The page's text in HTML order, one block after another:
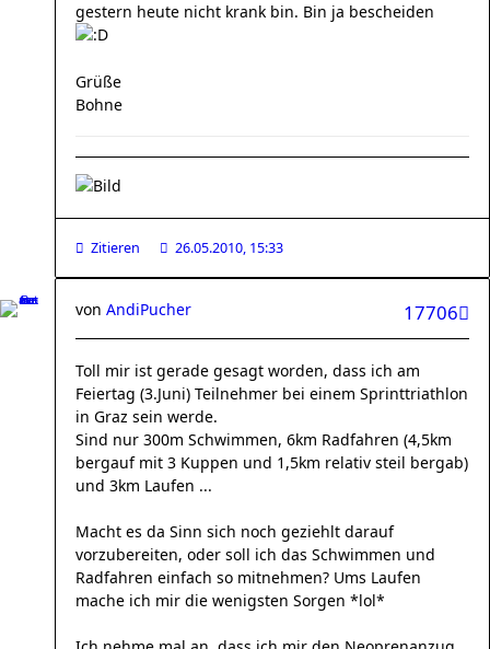
gestern heute nicht krank bin. Bin ja bescheiden
Grüße
Bohne
Zitieren 26.05.2010, 15:33
17706
von AndiPucher
Toll mir ist gerade gesagt worden, dass ich am
Feiertag (3.Juni) Teilnehmer bei einem Sprinttriathlon
in Graz sein werde.
Sind nur 300m Schwimmen, 6km Radfahren (4,5km
bergauf mit 3 Kuppen und 1,5km relativ steil bergab)
und 3km Laufen ...
Macht es da Sinn sich noch geziehlt darauf
vorzubereiten, oder soll ich das Schwimmen und
Radfahren einfach so mitnehmen? Ums Laufen
mache ich mir die wenigsten Sorgen *lol*